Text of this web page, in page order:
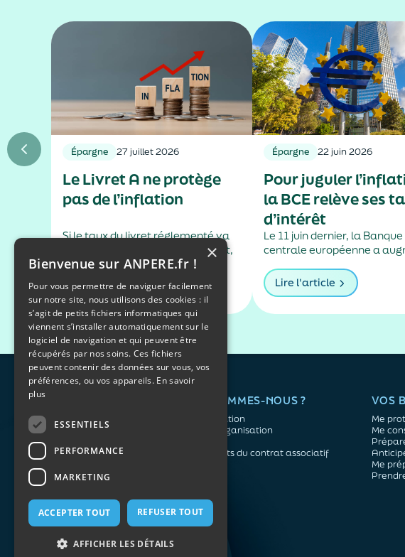
Épargne 27 juillet 2026
Le Livret A ne protège
pas de l’inflation
Si le taux du livret réglementé va
passer de 1,5 % à 1,7 % le 1ᵉʳ août,
sa rémunération demeure
consommation.
Lire l'article
Épargne 22 juin 2026
Pour juguler
la BCE relève ses
d’intérêt
Le 11 juin dernier, la Banque
centrale européenne a
base. Un relèvement décidé
freiner l’envolée de la
Lire l'article
Mentions légales
Politique de confidentialité
QUI SOMMES-NOUS ?
L'association
Notre organisation
Les atouts du contrat associatif
VOS
Me
Me
Me
×
Bienvenue sur ANPERE.fr !
Pour vous permettre de naviguer facilement
sur notre site, nous utilisons des cookies : il
s’agit de petits fichiers informatiques qui
viennent s’installer automatiquement sur le
logiciel de navigation et qui peuvent être
récupérés par nos soins. Ces fichiers
peuvent contenir des données sur vous, vos
préférences, ou vos appareils. En savoir
plus
ESSENTIELS
PERFORMANCE
MARKETING
ACCEPTER TOUT REFUSER TOUT
AFFICHER LES DÉTAILS